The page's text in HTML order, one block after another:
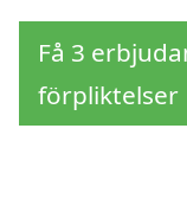
Få 3
förpliktelser